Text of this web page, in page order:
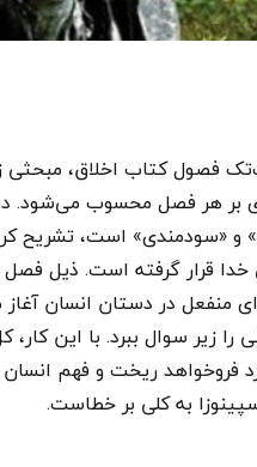
فصول کتاب اخلاق،
بر هر فصل محسوب می‌شود. در
و «سودمندی» است، تشریح
قرار گرفته است. ذیل فصل
منفعل در دستان انسان
را زیر سوال ببرد. با این
فروخواهد ریخت و فهم
به کلی بر خطاست.